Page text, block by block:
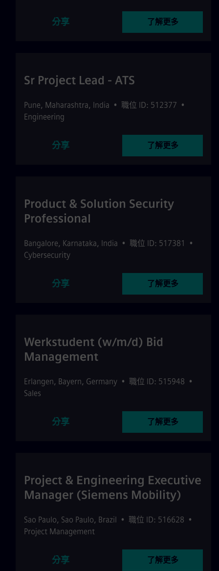
分享 了解更多
Sr Project Lead - ATS
Pune, Maharashtra, India • 職位 ID: 512377 •
Engineering
分享 了解更多
Product & Solution Security
Professional
Bangalore, Karnataka, India • 職位 ID: 517381
•
Cybersecurity
分享 了解更多
Werkstudent (w/m/d) Bid
Management
Erlangen, Bayern, Germany • 職位 ID: 515948 •
Sales
分享 了解更多
Project & Engineering Executive
Manager (Siemens Mobility)
Sao Paulo, Sao Paulo, Brazil • 職位 ID: 516628 •
Project Management
分享 了解更多